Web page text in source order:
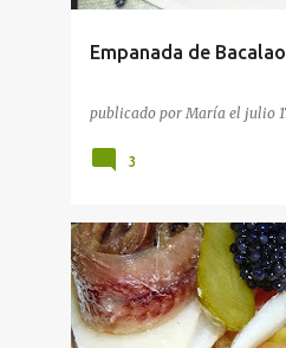
Empanada de
publicado por María el julio
3
APERITIVOS RECETAS